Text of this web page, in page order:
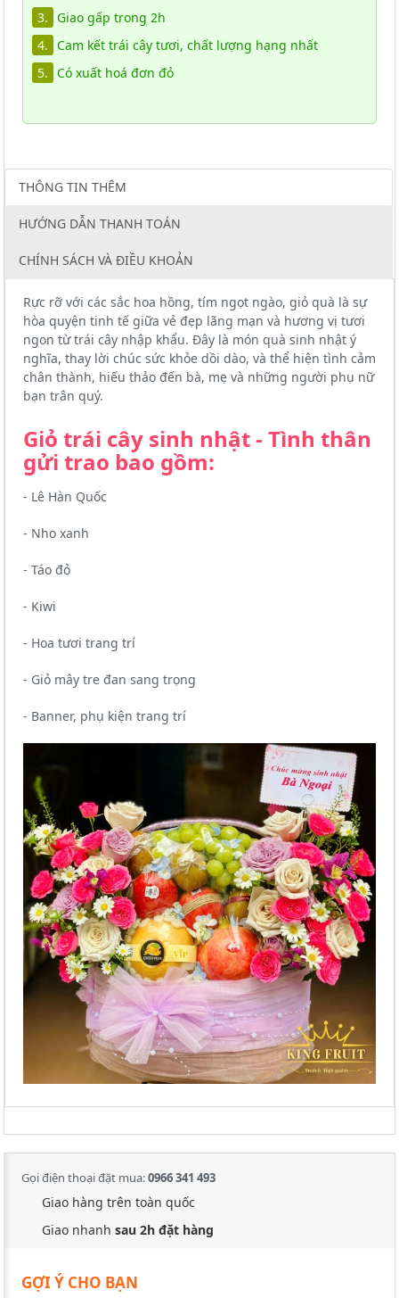
3.
Giao gấp trong 2h
4.
Cam kết trái cây tươi, chất lượng hạng nhất
5.
Có xuất hoá đơn đỏ
THÔNG TIN THÊM
HƯỚNG DẪN THANH TOÁN
CHÍNH SÁCH VÀ ĐIỀU KHOẢN
Rực rỡ với các sắc hoa hồng, tím ngọt ngào, giỏ quà là sự
hòa quyện tinh tế giữa vẻ đẹp lãng mạn và hương vị tươi
ngon từ trái cây nhập khẩu. Đây là món quà sinh nhật ý
nghĩa, thay lời chúc sức khỏe dồi dào, và thể hiện tình cảm
chân thành, hiếu thảo đến bà, mẹ và những người phụ nữ
bạn trân quý.
Giỏ trái cây sinh nhật - Tình thân
gửi trao bao gồm:
- Lê Hàn Quốc
- Nho xanh
- Táo đỏ
- Kiwi
- Hoa tươi trang trí
- Giỏ mây tre đan sang trọng
- Banner, phụ kiện trang trí
Gọi điện thoại đặt mua:0966 341 493
Giao hàng trên toàn quốc
Giao nhanh sau 2h đặt hàng
GỢI Ý CHO BẠN